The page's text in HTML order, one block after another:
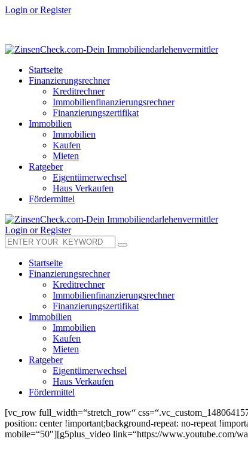
Login or Register
Startseite
Finanzierungsrechner
Kreditrechner
Immobilienfinanzierungsrechner
Finanzierungszertifikat
Immobilien
Immobilien
Kaufen
Mieten
Ratgeber
Eigentümerwechsel
Haus Verkaufen
Fördermittel
Login or Register
Startseite
Finanzierungsrechner
Kreditrechner
Immobilienfinanzierungsrechner
Finanzierungszertifikat
Immobilien
Immobilien
Kaufen
Mieten
Ratgeber
Eigentümerwechsel
Haus Verkaufen
Fördermittel
[vc_row full_width=“stretch_row“
position: center !important;background-repeat: no-repeat
mobile=“50″][g5plus_video link=“https://www.youtube.com/